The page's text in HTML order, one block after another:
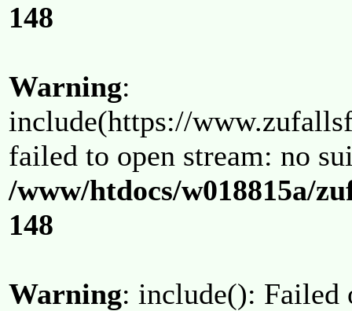
148
Warning:
include(https://
failed to open stream: no
/www/htdocs/w018815a/
148
Warning: include(): Failed